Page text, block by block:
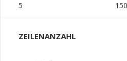
5 150
ZEILENANZAHL